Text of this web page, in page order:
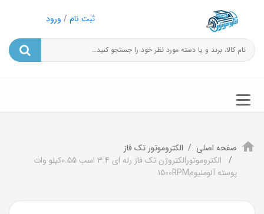
ثبت نام / ورود
صفحه اصلی
الکتروموتور تک فاز
الکتروموتورالکتروژن تک فاز رله ای 3.4 اسب 0.55کیلو وات
پوسته آلومنیوم1500RPM